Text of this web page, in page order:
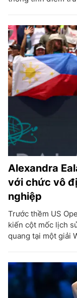
Alexandra
với chức vô
nghiệp
Trước thềm US
kiến cột mốc lịch
quang tại một giải